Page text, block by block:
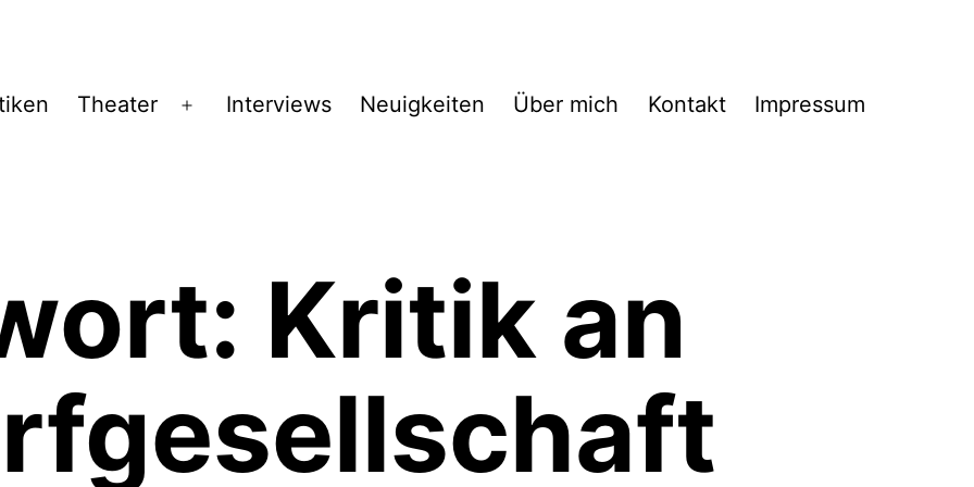
Theater
Menü
Interviews Neuigkeiten Über mich Kontakt Impressum
Kritik an